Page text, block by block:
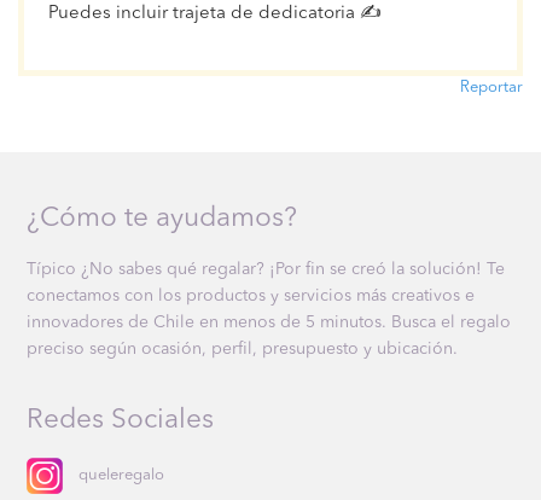
Puedes incluir trajeta de dedicatoria ✍
Reportar
¿Cómo te ayudamos?
Típico ¿No sabes qué regalar? ¡Por fin se creó la solución! Te
conectamos con los productos y servicios más creativos e
innovadores de Chile en menos de 5 minutos. Busca el regalo
preciso según ocasión, perfil, presupuesto y ubicación.
Redes Sociales
queleregalo